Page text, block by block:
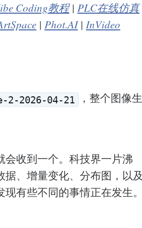
Coding教程| PLC在线仿真
| Phot.AI| InVideo
2-2026-04-21
，整个图像生
会收到一个。科技界一片沸
、增量变化、分布图，以及
有些不同的事情正在发生。